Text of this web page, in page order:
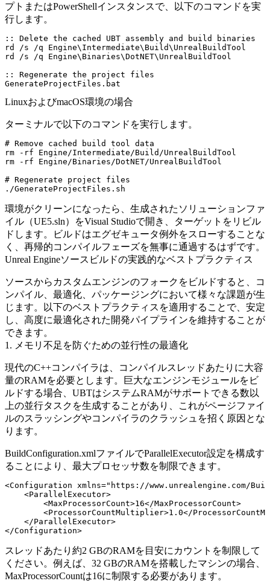
プトまたはPowerShellインスタンスで、以下のコマンドを実
行します。
:: Delete the cached UBT assembly and build binaries
rd /s /q Engine\Intermediate\Build\UnrealBuildTool
rd /s /q Engine\Binaries\DotNET\UnrealBuildTool
:: Regenerate the project files
LinuxおよびmacOS環境の場合
ターミナルで以下のコマンドを実行します。
# Remove cached build tool data
rm -rf Engine/Intermediate/Build/UnrealBuildTool
rm -rf Engine/Binaries/DotNET/UnrealBuildTool
# Regenerate project files
環境がクリーンになったら、生成されたソリューションファ
イル（UE5.sln）をVisual Studioで開き、ターゲットをリビル
ドします。ビルドはエグゼキュータ例外をスローすることな
く、再帰的コンパイルフェーズを無事に通過するはずです。
Unreal Engineソースビルドの実践的なベストプラクティス
ソースからカスタムエンジンのフォークをビルドすると、コ
ンパイル、最適化、パッケージングにおいて様々な課題が生
じます。以下のベストプラクティスを適用することで、安定
し、高度に最適化された開発パイプラインを維持することが
できます。
1. メモリ不足を防ぐための並行性の最適化
現代のC++コンパイラは、コンパイルスレッドあたりに大容
量のRAMを必要とします。巨大なエンジンモジュールをビ
ルドする場合、UBTはシステムRAMがサポートできる数以
上の並行タスクを生成することがあり、これがページファイ
ルのスラッシングやコンパイラのクラッシュを招く原因とな
ります。
BuildConfiguration.xmlファイルでParallelExecutor設定を構成す
ることにより、最大プロセッサ数を制限できます。
<Configuration xmlns="https://www.unrealengine.com/
    <ParallelExecutor>
        <MaxProcessorCount>16</MaxProcessorCount>
<ProcessorCountMultiplier>1.0</
    </ParallelExecutor>
スレッドあたり約2 GBのRAMを目安にカウントを制限して
ください。例えば、32 GBのRAMを搭載したマシンの場合、
MaxProcessorCountは16に制限する必要があります。